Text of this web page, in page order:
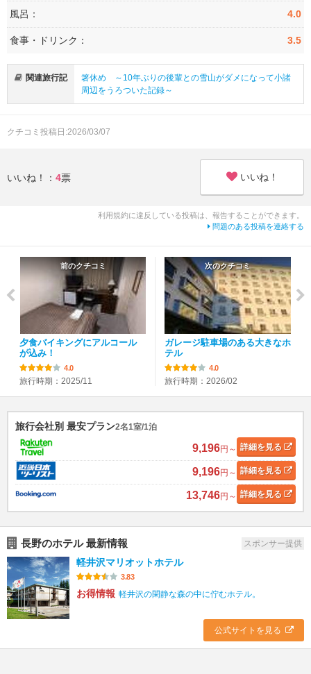
風呂： 4.0
食事・ドリンク： 3.5
関連旅行記
箸休め ～10年ぶりの後輩との雪山がダメになって小諸
周辺をうろついた記録～
クチコミ投稿日:2026/03/07
いいね！： 4票 いいね！
利用規約に違反している投稿は、報告することができます。
問題のある投稿を連絡する
前のクチコミ
夕食バイキングにアルコール
が込み！
4.0
旅行時期：2025/11
次のクチコミ
ガレージ駐車場のある大きなホ
テル
4.0
旅行時期：2026/02
旅行会社別 最安プラン2名1室/1泊
9,196円～ 詳細を見る
9,196円～ 詳細を見る
13,746円～ 詳細を見る
長野のホテル 最新情報 スポンサー提供
軽井沢マリオットホテル
3.83
お得情報 軽井沢の閑静な森の中に佇むホテル。
公式サイトを見る